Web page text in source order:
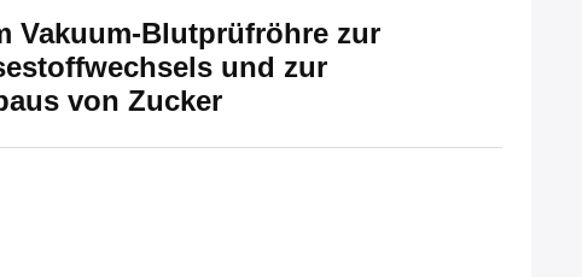
Vakuum-Blutprüfröhre zur
und zur
von Zucker